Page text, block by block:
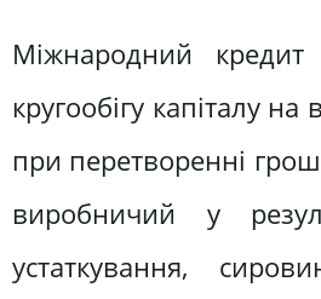
Міжнародний
кругообігу капіталу на
при перетворенні
виробничий у
устаткування,